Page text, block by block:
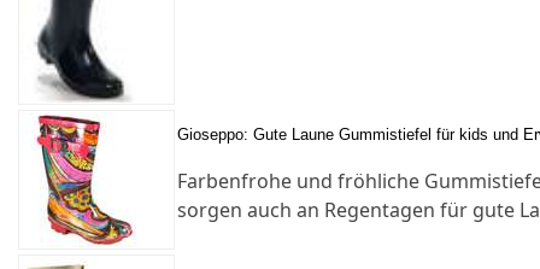
Gioseppo: Gute Laune Gummistiefel für kids und
Farbenfrohe und fröhliche
sorgen auch an Regentagen für gute